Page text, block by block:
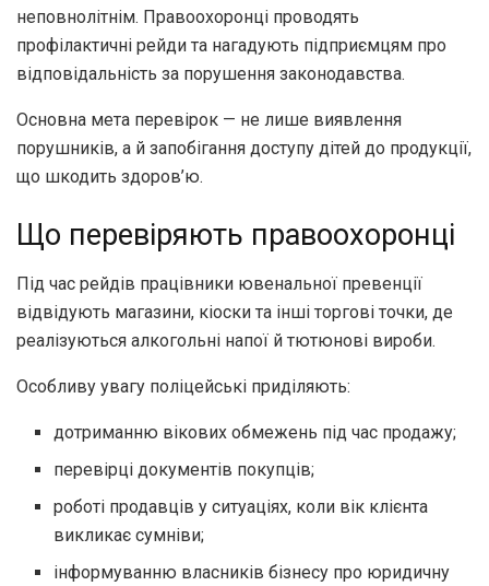
неповнолітнім. Правоохоронці проводять
профілактичні рейди та нагадують підприємцям про
відповідальність за порушення законодавства.
Основна мета перевірок — не лише виявлення
порушників, а й запобігання доступу дітей до продукції,
що шкодить здоров’ю.
Що перевіряють правоохоронці
Під час рейдів працівники ювенальної превенції
відвідують магазини, кіоски та інші торгові точки, де
реалізуються алкогольні напої й тютюнові вироби.
Особливу увагу поліцейські приділяють:
дотриманню вікових обмежень під час продажу;
перевірці документів покупців;
роботі продавців у ситуаціях, коли вік клієнта
викликає сумніви;
інформуванню власників бізнесу про юридичну